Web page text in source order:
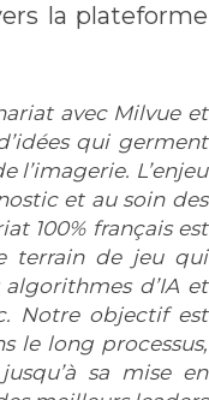
la plateforme
avec Milvue et
qui germent
L’enjeu
et au soin des
100% français est
terrain de jeu qui
d’IA et
Notre objectif est
le long processus,
sa mise en